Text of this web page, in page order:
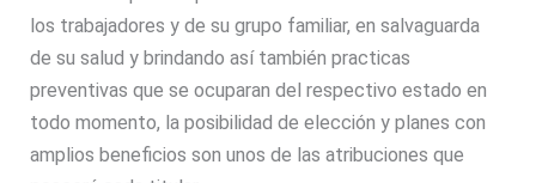
los trabajadores y de su grupo familiar, en salvaguarda
de su salud y brindando así también practicas
preventivas que se ocuparan del respectivo estado en
todo momento, la posibilidad de elección y planes con
amplios beneficios son unos de las atribuciones que